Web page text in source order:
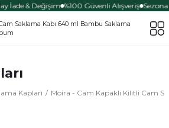
İade & Değişim %100 Güvenli Alışveriş Sezona
Kapları Moira - Cam Kapaklı Kilitli Cam